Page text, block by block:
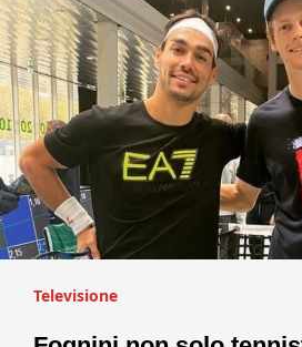
Televisione